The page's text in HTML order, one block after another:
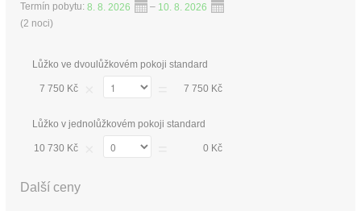
Termín pobytu: 8. 8. 2026 – 10. 8. 2026
(2 noci)
Lůžko ve dvoulůžkovém pokoji standard
7 750 Kč 7 750 Kč
Lůžko v jednolůžkovém pokoji standard
10 730 Kč 0 Kč
Další ceny